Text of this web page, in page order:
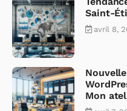
Saint-
avril 8,
Mon